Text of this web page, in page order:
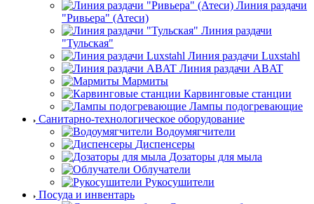
Линия раздачи "ПАТША" (Чувашторгтехника)
Линия раздачи "Премьер" (Чувашторгтехника)
Линия раздачи
"Регата" (Атеси)
"Ривьера" (Атеси)
Линия раздачи
"Тульская"
Линия раздачи Luxstahl
Линия раздачи ABAT
Мармиты
Карвинговые станции
Лампы подогревающие
Санитарно-технологическое оборудование